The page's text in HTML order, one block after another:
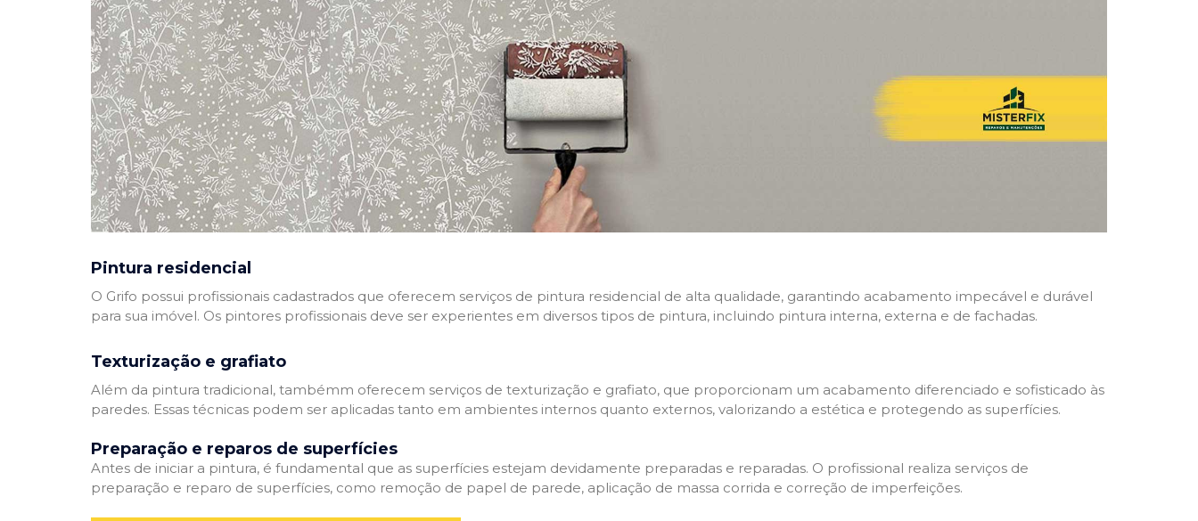
Pintura residencial
O Grifo possui profissionais cadastrados que oferecem serviços de pintura residencial de alta qualidade, garantindo acabamento impecável e durável
para sua imóvel. Os pintores profissionais deve ser experientes em diversos tipos de pintura, incluindo pintura interna, externa e de fachadas.
Texturização e grafiato
Além da pintura tradicional, tambémm oferecem serviços de texturização e grafiato, que proporcionam um acabamento diferenciado e sofisticado às
paredes. Essas técnicas podem ser aplicadas tanto em ambientes internos quanto externos, valorizando a estética e protegendo as superfícies.
Preparação e reparos de superfícies
Antes de iniciar a pintura, é fundamental que as superfícies estejam devidamente preparadas e reparadas. O profissional realiza serviços de
preparação e reparo de superfícies, como remoção de papel de parede, aplicação de massa corrida e correção de imperfeições.